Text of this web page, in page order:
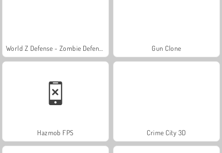
Gun Clone
Hazmob FPS Crime City 3D